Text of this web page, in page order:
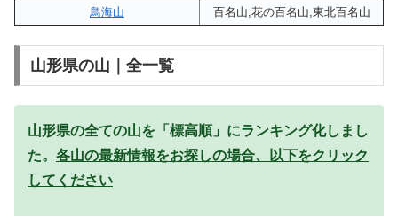
鳥海山
百名山,花の百名山,東北百名山
山形県の山｜全一覧
山形県の全ての山を「標高順」にランキング化しまし
た。 各山の最新情報をお探しの場合、以下をクリック
してください